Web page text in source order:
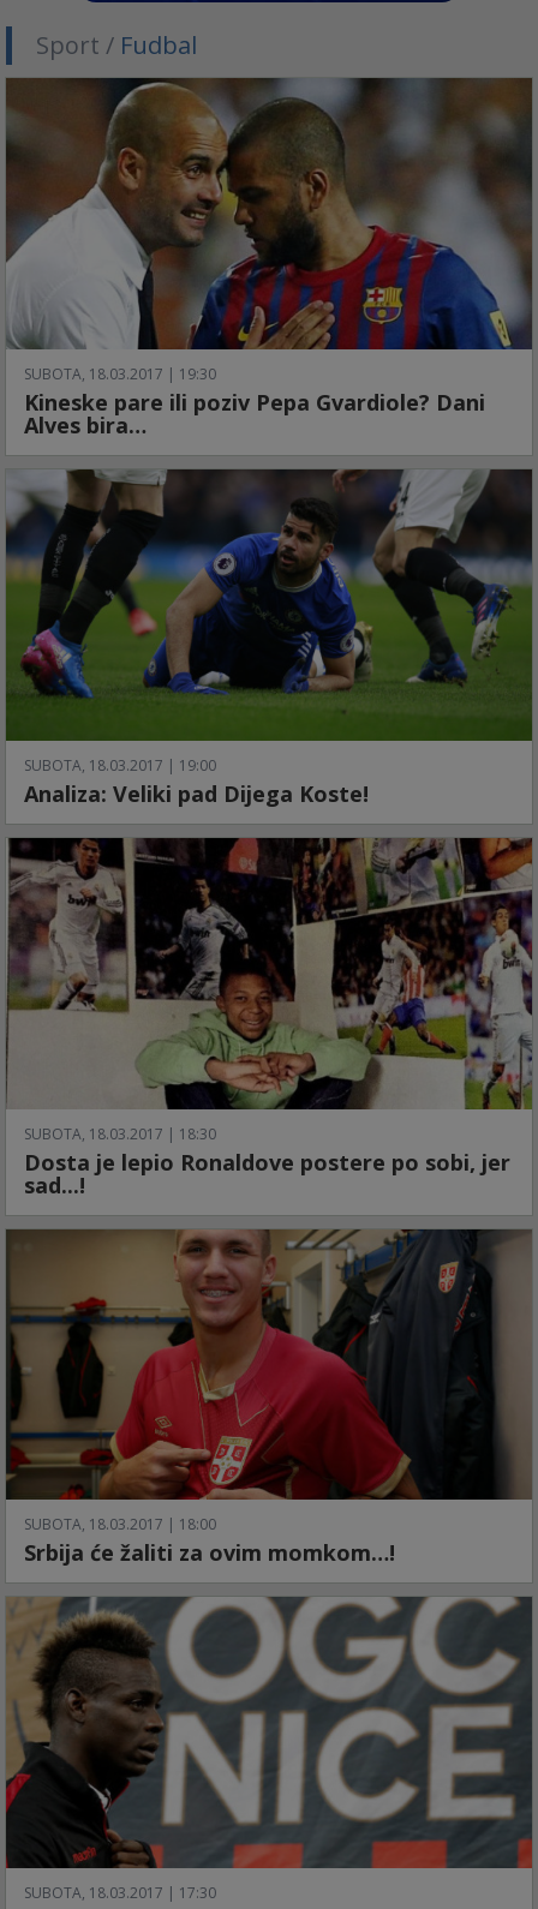
Sport / Fudbal
SUBOTA, 18.03.2017 | 19:30
Kineske pare ili poziv Pepa Gvardiole? Dani
Alves bira…
SUBOTA, 18.03.2017 | 19:00
Analiza: Veliki pad Dijega Koste!
SUBOTA, 18.03.2017 | 18:30
Dosta je lepio Ronaldove postere po sobi, jer
sad...!
SUBOTA, 18.03.2017 | 18:00
Srbija će žaliti za ovim momkom…!
SUBOTA, 18.03.2017 | 17:30